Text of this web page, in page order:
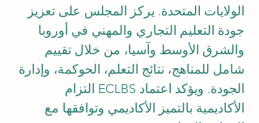
الولايات المتحدة. يركز المجلس على تعزيز
جودة التعليم التجاري والمهني في أوروبا
والشرق الأوسط وآسيا، من خلال تقييم
شامل للمناهج، نتائج التعلم، الحوكمة، وإدارة
الجودة. ويؤكد اعتماد ECLBS التزام
الأكاديمية بالتميز الأكاديمي وتوافقها مع